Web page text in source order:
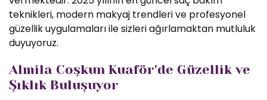
teknikleri, modern makyaj trendleri ve profesyonel
güzellik uygulamaları ile sizleri ağırlamaktan mutluluk
duyuyoruz.
Almila Coşkun Kuaför'de Güzellik ve
Şıklık Buluşuyor